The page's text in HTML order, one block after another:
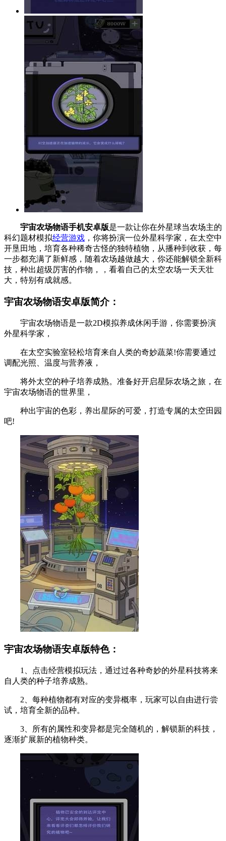
宇宙农场物语手机安卓版是一款让你在外星球当农场主的
科幻题材模拟经营游戏 ，你将扮演一位外星科学家，在太空中
开垦田地，培育各种稀奇古怪的独特植物，从播种到收获，每
一步都充满了新鲜感，随着农场越做越大，你还能解锁全新科
技，种出超级厉害的作物，，看着自己的太空农场一天天壮
大，特别有成就感。
宇宙农场物语安卓版简介：
宇宙农场物语是一款2D模拟养成休闲手游，你需要扮演
外星科学家，
在太空实验室轻松培育来自人类的奇妙蔬菜!你需要通过
调配光照、温度与营养液，
将外太空的种子培养成熟。准备好开启星际农场之旅，在
宇宙农场物语的世界里，
种出宇宙的色彩，养出星际的可爱，打造专属的太空田园
吧!
宇宙农场物语安卓版特色：
1、点击经营模拟玩法，通过过各种奇妙的外星科技将来
自人类的种子培养成熟。
2、每种植物都有对应的变异概率，玩家可以自由进行尝
试，培育全新的品种。
3、所有的属性和变异都是完全随机的，解锁新的科技，
逐渐扩展新的植物种类。